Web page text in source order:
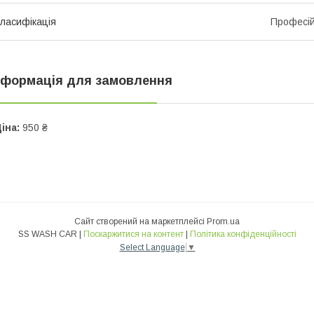
для замовлення
950 ₴
Сайт створений на маркетплейсі Prom.ua
SS WASH CAR | Поскаржитися на контент | Політика конфіденційності
Select Language ▼